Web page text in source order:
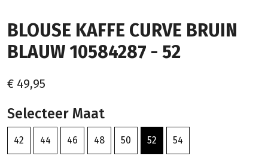
BLOUSE KAFFE CURVE BRUIN
BLAUW 10584287 - 52
€ 49,95
Selecteer Maat
42 44 46 48 50 52 54